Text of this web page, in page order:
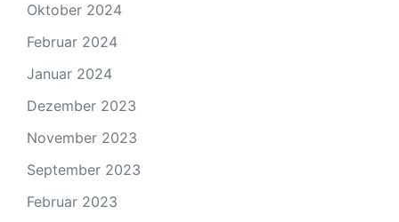
Oktober 2024
Februar 2024
Januar 2024
Dezember 2023
November 2023
September 2023
Februar 2023